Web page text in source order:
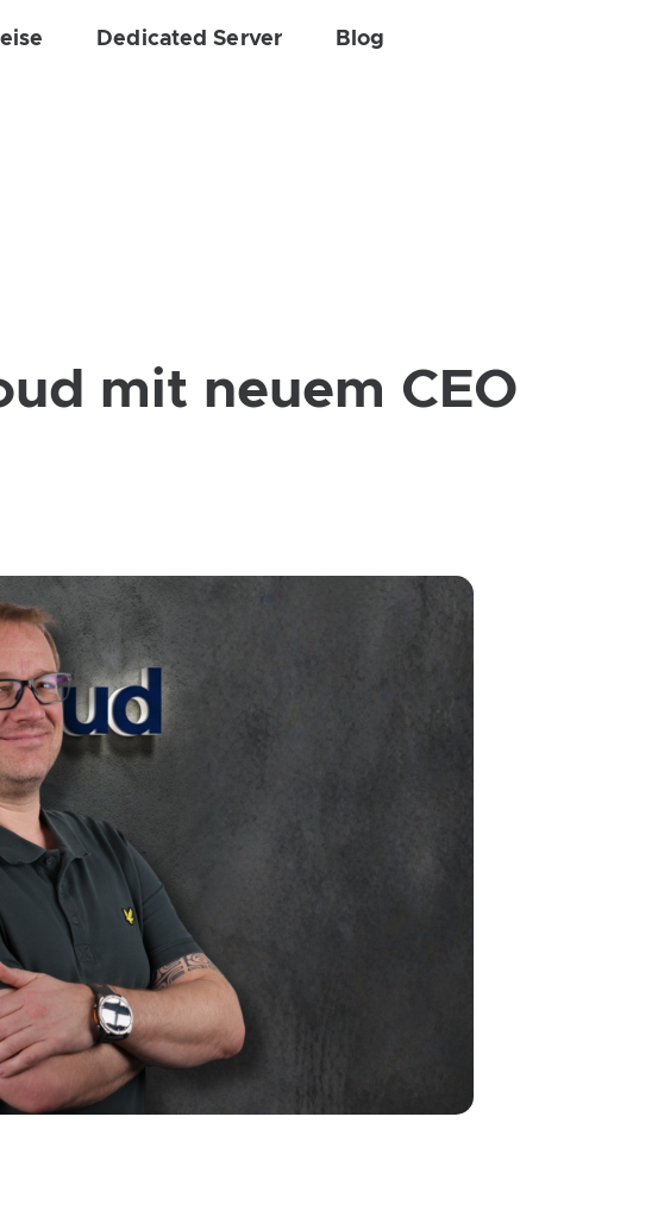
Dedicated Server Blog
mit neuem CEO